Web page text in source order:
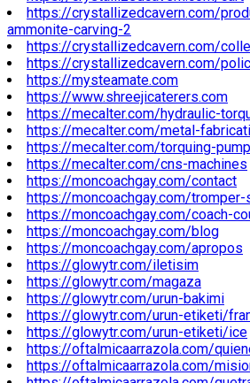
https://crystallizedcavern.com/
ammonite-carving-2
https://crystallizedcavern.com/
https://crystallizedcavern.com/
https://mysteamate.com
https://www.shreejicaterers.com
https://mecalter.com/hydraulic-
https://mecalter.com/metal-
https://mecalter.com/torquing-
https://mecalter.com/cns-machines
https://moncoachgay.com/contact
https://moncoachgay.com/
https://moncoachgay.com/coach-
https://moncoachgay.com/blog
https://moncoachgay.com/apropos
https://glowytr.com/iletisim
https://glowytr.com/magaza
https://glowytr.com/urun-bakimi
https://glowytr.com/urun-etiketi/
https://glowytr.com/urun-etiketi/ice
https://oftalmicaarrazola.com/
https://oftalmicaarrazola.com/